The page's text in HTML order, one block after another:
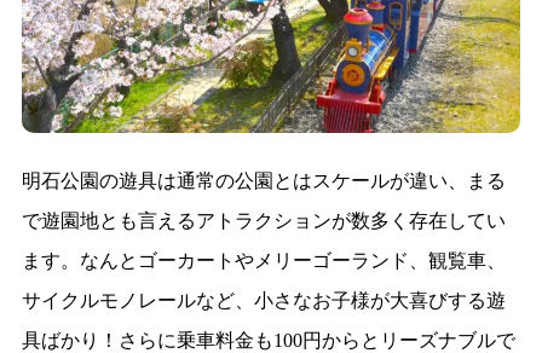
明石公園の遊具は通常の公園とはスケールが違い、まる
で遊園地とも言えるアトラクションが数多く存在してい
ます。なんとゴーカートやメリーゴーランド、観覧車、
サイクルモノレールなど、小さなお子様が大喜びする遊
具ばかり！さらに乗車料金も100円からとリーズナブルで